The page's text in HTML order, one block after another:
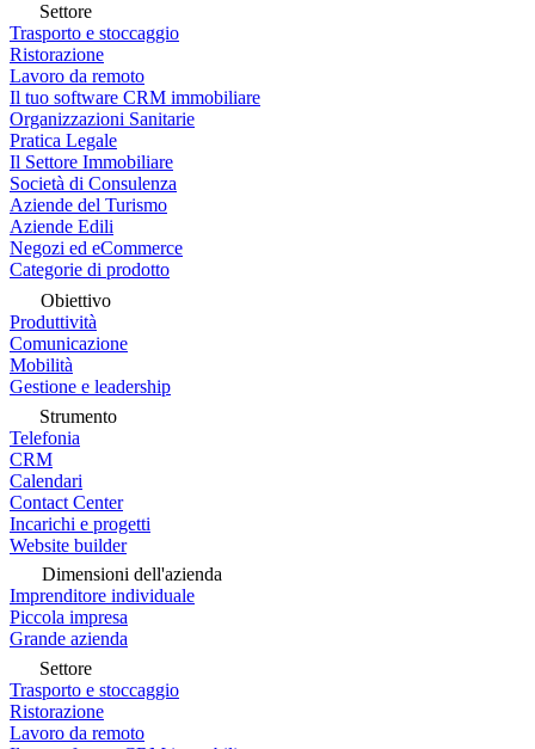
Settore
Trasporto e stoccaggio
Ristorazione
Lavoro da remoto
Il tuo software CRM immobiliare
Organizzazioni Sanitarie
Pratica Legale
Il Settore Immobiliare
Società di Consulenza
Aziende del Turismo
Aziende Edili
Negozi ed eCommerce
Categorie di prodotto
Obiettivo
Produttività
Comunicazione
Mobilità
Gestione e leadership
Strumento
Telefonia
CRM
Calendari
Contact Center
Incarichi e progetti
Website builder
Dimensioni dell'azienda
Imprenditore individuale
Piccola impresa
Grande azienda
Settore
Trasporto e stoccaggio
Ristorazione
Lavoro da remoto